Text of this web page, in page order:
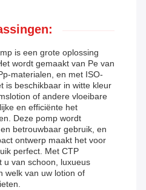
is een grote oplossing
wordt gemaakt van Pe van
materialen, en met ISO-
is beschikbaar in witte kleur
of andere vloeibare
en efficiënte het
Deze pomp wordt
betrouwbaar gebruik, en
ontwerp maakt het voor
perfect. Met CTP
u van schoon, luxueus
welk van uw lotion of